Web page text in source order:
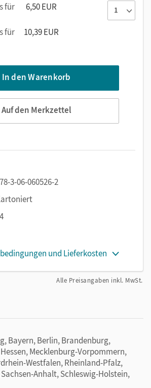
für
6,50 EUR
für
10,39 EUR
In den Warenkorb
Auf den Merkzettel
3-06-060526-2
und Lieferkosten
Alle Preisangaben inkl. MwSt.
Bayern, Berlin, Brandenburg,
Mecklenburg-Vorpommern,
Westfalen, Rheinland-Pfalz,
Anhalt, Schleswig-Holstein,